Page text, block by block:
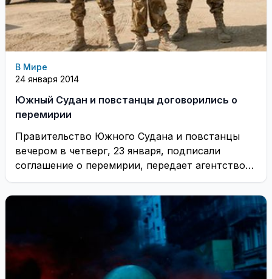
В Мире
24 января 2014
Южный Судан и повстанцы договорились о
перемирии
Правительство Южного Судана и повстанцы
вечером в четверг, 23 января, подписали
соглашение о перемирии, передает агентство
Reuters. ...